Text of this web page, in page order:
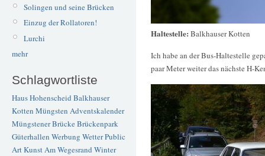
Solingen und seine Brücken
Einzug der Rollatoren!
Lurchi
mehr
Schlagwortliste
Haus Hohenscheid Balkhauser
Kotten Müngsten Adventskalender
Müngstener BrückeBrückenpark
Güterhallen Werbung WetterPublic
ArtKunstAm Wegesrand Winter
Haltestelle: Balkhauser Kotten
Ich habe an der Bus-Haltestelle
paar Meter weiter das nächste H-